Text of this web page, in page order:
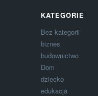
KATEGORIE
Bez kategorii
biznes
budownictwo
Dom
dziecko
edukacja